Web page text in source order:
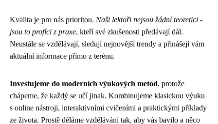
Kvalita je pro nás prioritou. Naši lektoři nejsou žádní teoretici -
jsou to profíci z praxe, kteří své zkušenosti předávají dál.
Neustále se vzdělávají, sledují nejnovější trendy a přinášejí vám
aktuální informace přímo z terénu.
Investujeme do moderních výukových metod, protože
chápeme, že každý se učí jinak. Kombinujeme klasickou výuku
s online nástroji, interaktivními cvičeními a praktickými příklady
ze života. Prostě děláme vzdělávání tak, aby vás bavilo a něco